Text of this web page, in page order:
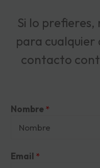
Si lo
para cualquier
contacto
Nombre*
o
Email *